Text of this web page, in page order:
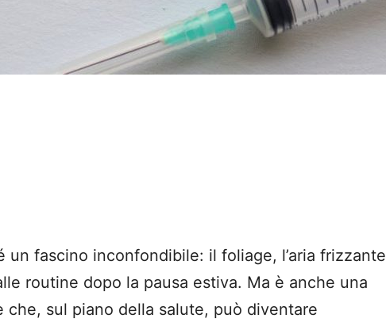
un fascino inconfondibile: il foliage, l’aria frizzante
routine dopo la pausa estiva. Ma è anche una
che, sul piano della salute, può diventare